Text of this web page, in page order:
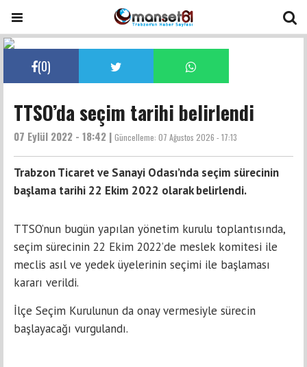
(0)
TTSO’da seçim tarihi belirlendi
07 Eylül 2022 - 18:42 | Güncelleme: 07 Ağustos 2026 - 17:13
Trabzon Ticaret ve Sanayi Odası’nda seçim sürecinin
başlama tarihi 22 Ekim 2022 olarak belirlendi.
TTSO’nun bugün yapılan yönetim kurulu toplantısında,
seçim sürecinin 22 Ekim 2022’de meslek komitesi ile
meclis asıl ve yedek üyelerinin seçimi ile başlaması
kararı verildi.
İlçe Seçim Kurulunun da onay vermesiyle sürecin
başlayacağı vurgulandı.